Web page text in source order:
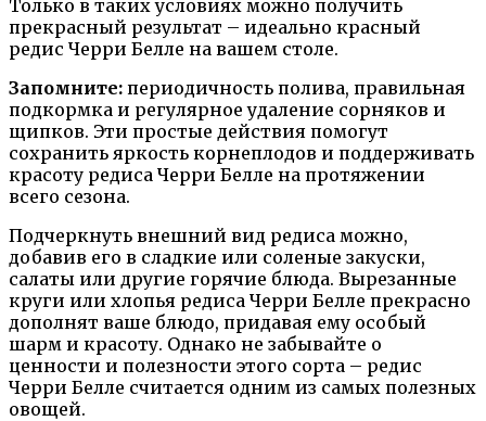
Только в таких условиях можно получить
прекрасный результат – идеально красный
редис Черри Белле на вашем столе.
Запомните: периодичность полива, правильная
подкормка и регулярное удаление сорняков и
щипков. Эти простые действия помогут
сохранить яркость корнеплодов и поддерживать
красоту редиса Черри Белле на протяжении
всего сезона.
Подчеркнуть внешний вид редиса можно,
добавив его в сладкие или соленые закуски,
салаты или другие горячие блюда. Вырезанные
круги или хлопья редиса Черри Белле прекрасно
дополнят ваше блюдо, придавая ему особый
шарм и красоту. Однако не забывайте о
ценности и полезности этого сорта – редис
Черри Белле считается одним из самых полезных
овощей.